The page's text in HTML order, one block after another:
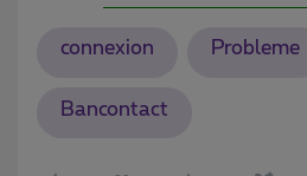
connexion Probleme
Bancontact